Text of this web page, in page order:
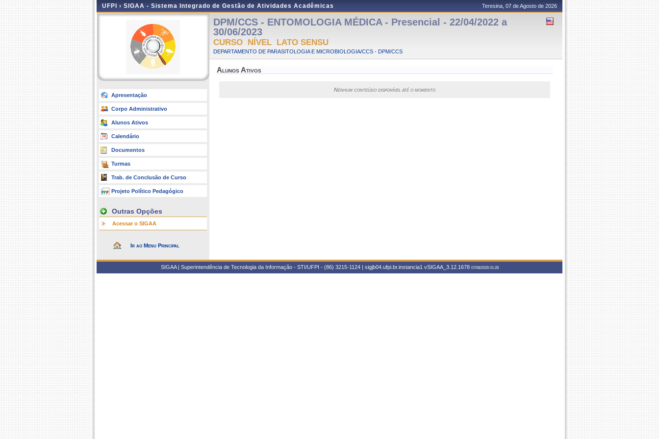
UFPI › SIGAA - Sistema Integrado de Gestão de Atividades Acadêmicas Teresina, 07 de Agosto de 2026
Apresentação
Corpo Administrativo
Alunos Ativos
Calendário
Documentos
Turmas
Trab. de Conclusão de Curso
Projeto Político Pedagógico
Outras Opções
Acessar o SIGAA
Ir ao Menu Principal
DPM/CCS - ENTOMOLOGIA MÉDICA - Presencial - 22/04/2022 a
30/06/2023
CURSO NÍVEL LATO SENSU
DEPARTAMENTO DE PARASITOLOGIA E MICROBIOLOGIA/CCS - DPM/CCS
Alunos Ativos
Nenhum conteúdo disponível até o momento
SIGAA | Superintendência de Tecnologia da Informação - STI/UFPI - (86) 3215-1124 | sigjb04.ufpi.br.instancia1 vSIGAA_3.12.1678 07/08/2026 01:28